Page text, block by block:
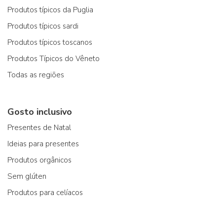
Produtos típicos da Puglia
Produtos típicos sardi
Produtos típicos toscanos
Produtos Típicos do Vêneto
Todas as regiões
Gosto inclusivo
Presentes de Natal
Ideias para presentes
Produtos orgânicos
Sem glúten
Produtos para celíacos